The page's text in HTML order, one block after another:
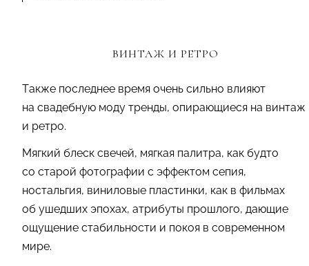
ВИНТАЖ И РЕТРО
Также последнее время очень сильно влияют
на свадебную моду тренды, опирающиеся на винтаж
и ретро.
Мягкий блеск свечей, мягкая палитра, как будто
со старой фотографии с эффектом сепия,
ностальгия, виниловые пластинки, как в фильмах
об ушедших эпохах, атрибуты прошлого, дающие
ощущение стабильности и покоя в современном
мире.